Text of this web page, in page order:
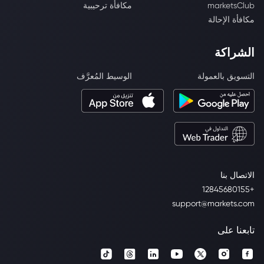
الاتصال بنا
+12845680155
support@markets.com
marketsClub
مكافأة ترحيبية
مكافأة الإحالة
الشراكة
التسويق بالعمولة الوسيط المُعرَّف
تابعنا على